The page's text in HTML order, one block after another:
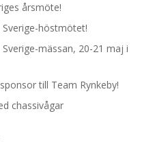
årsmöte!
höstmötet!
mässan, 20-21 maj i
till Team Rynkeby!
chassivågar